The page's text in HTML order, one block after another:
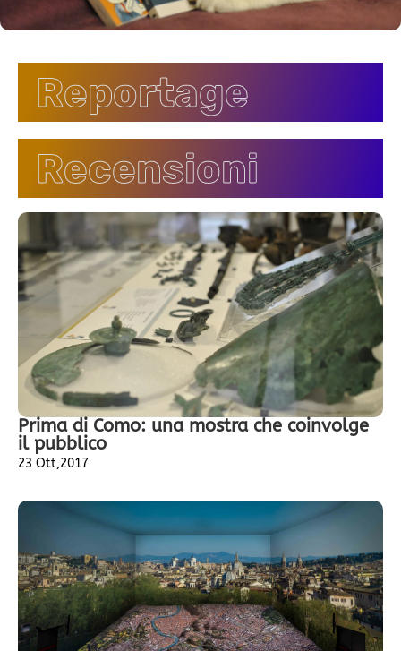
Reportage
Recensioni
Prima di Como: una mostra che coinvolge
il pubblico
23 Ott,2017